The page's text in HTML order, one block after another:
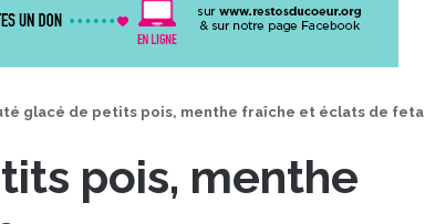
glacé de petits pois, menthe fraîche et éclats de feta
pois, menthe